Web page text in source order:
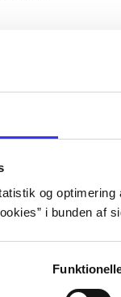
og
i bunden af